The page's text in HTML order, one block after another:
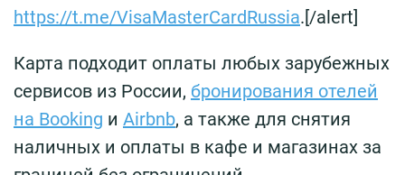
https://t.me/VisaMasterCardRussia.[/alert]
Карта подходит оплаты любых зарубежных
сервисов из России, бронирования отелей
на Booking и Airbnb, а также для снятия
наличных и оплаты в кафе и магазинах за